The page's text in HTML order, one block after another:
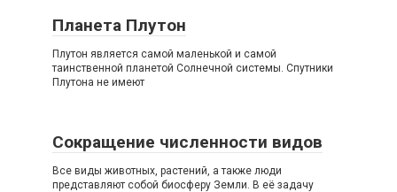
Планета Плутон
Плутон является самой маленькой и самой
таинственной планетой Солнечной системы. Спутники
Плутона не имеют
Сокращение численности видов
Все виды животных, растений, а также люди
представляют собой биосферу Земли. В её задачу